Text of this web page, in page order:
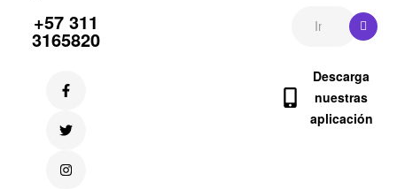
+57 311
3165820
Descarga
nuestras
aplicación